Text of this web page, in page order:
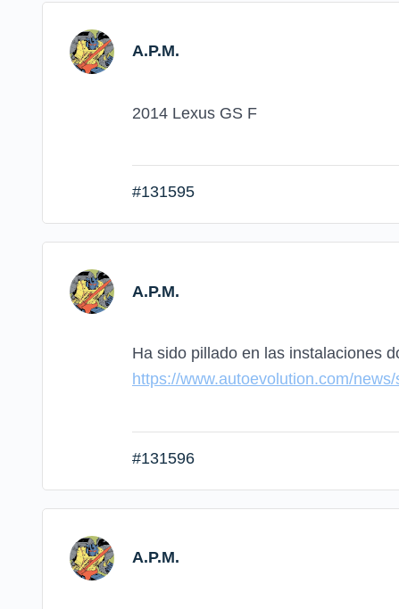
A.P.M.
2014 Lexus GS F
#131595
A.P.M.
Ha sido pillado en las instalaciones
https://www.autoevolution.com/
#131596
A.P.M.